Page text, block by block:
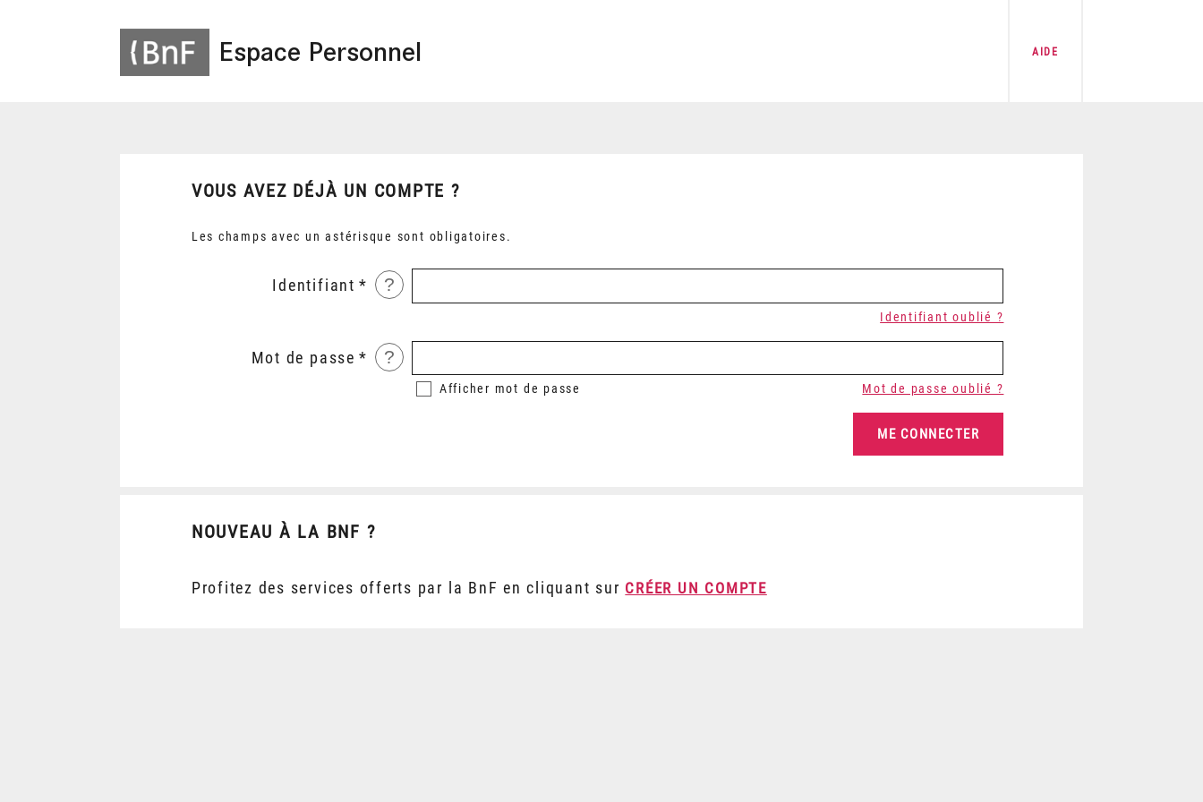
Espace Personnel AIDE
VOUS AVEZ DÉJÀ UN COMPTE ?
Les champs avec un astérisque sont obligatoires.
Identifiant ?
Identifiant oublié ?
Mot de passe ?
Afficher mot de passe Mot de passe oublié ?
NOUVEAU À LA BNF ?
Profitez des services offerts par la BnF en cliquant sur CRÉER UN COMPTE